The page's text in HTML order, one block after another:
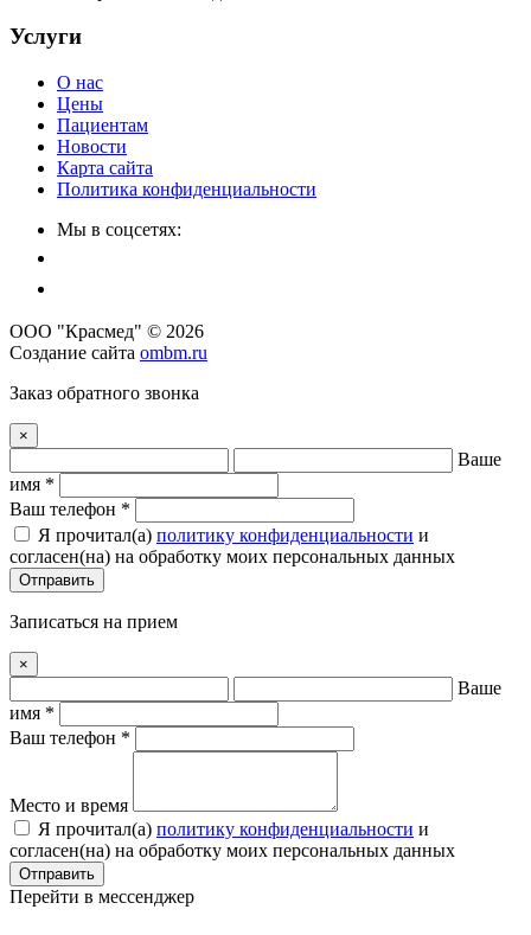
Услуги
О нас
Цены
Пациентам
Новости
Карта сайта
Политика конфиденциальности
Мы в соцсетях:
ООО "Красмед" © 2026
Создание сайта ombm.ru
Заказ обратного звонка
×
Ваше
имя *
Ваш телефон *
Я прочитал(a) политику конфиденциальности и
согласен(на) на обработку моих персональных данных
Отправить
Записаться на прием
×
Ваше
имя *
Ваш телефон *
Место и время
Я прочитал(a) политику конфиденциальности и
согласен(на) на обработку моих персональных данных
Отправить
Перейти в мессенджер